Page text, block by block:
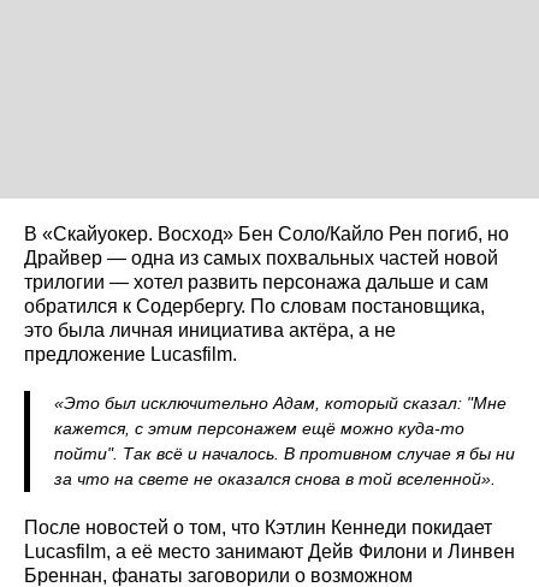
В «Скайуокер. Восход» Бен Соло/Кайло Рен погиб, но
Драйвер — одна из самых похвальных частей новой
трилогии — хотел развить персонажа дальше и сам
обратился к Содербергу. По словам постановщика,
это была личная инициатива актёра, а не
предложение Lucasfilm.
«Это был исключительно Адам, который сказал: "Мне
кажется, с этим персонажем ещё можно куда-то
пойти". Так всё и началось. В противном случае я бы ни
за что на свете не оказался снова в той вселенной».
После новостей о том, что Кэтлин Кеннеди покидает
Lucasfilm, а её место занимают Дейв Филони и Линвен
Бреннан, фанаты заговорили о возможном